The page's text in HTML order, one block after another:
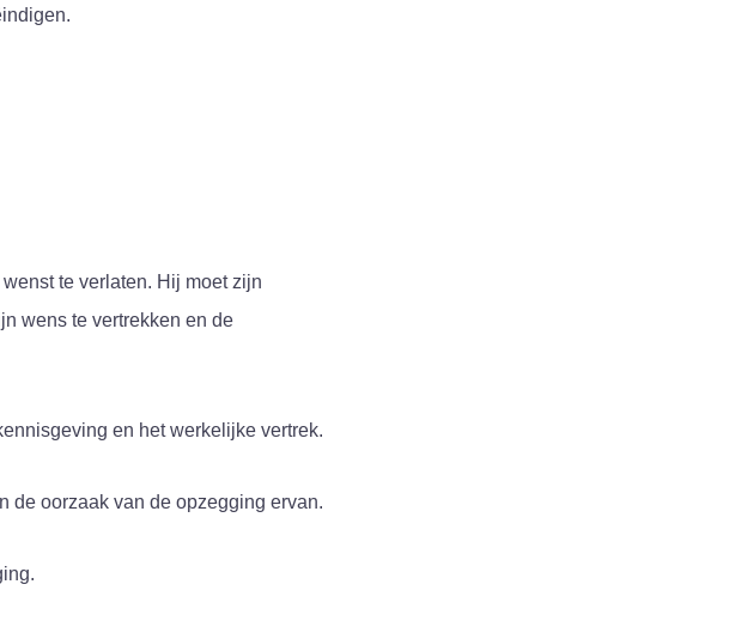
te verlaten. Hij moet zijn
wens te vertrekken en de
en het werkelijke vertrek.
de oorzaak van de opzegging ervan.